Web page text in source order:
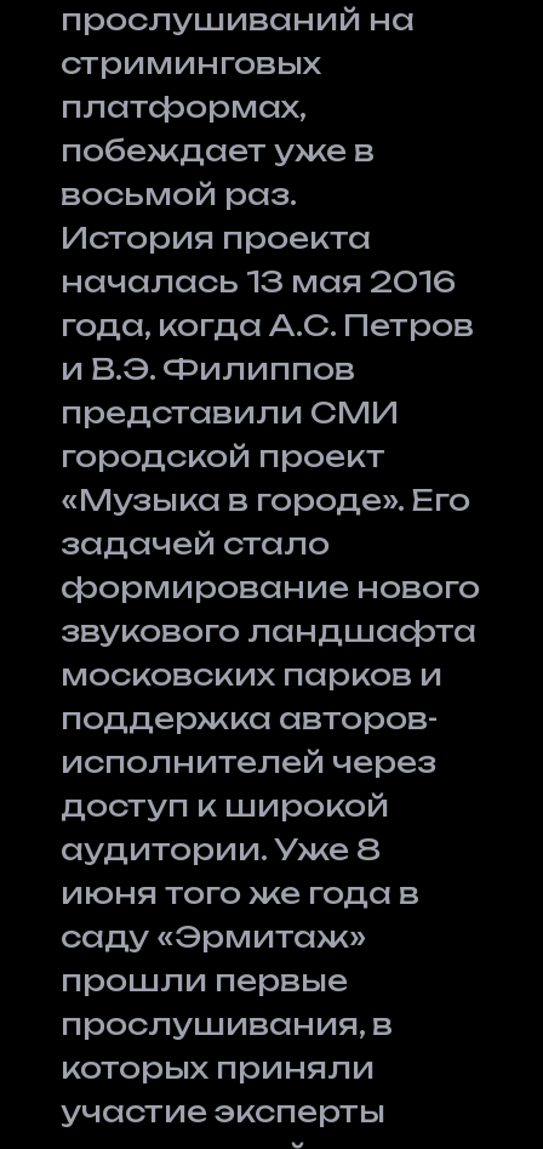
прослушиваний на
стриминговых
платформах,
побеждает уже в
восьмой раз.
История проекта
началась 13 мая 2016
года, когда А.С. Петров
и В.Э. Филиппов
представили СМИ
городской проект
«Музыка в городе». Его
задачей стало
формирование нового
звукового ландшафта
московских парков и
поддержка авторов-
исполнителей через
доступ к широкой
аудитории. Уже 8
июня того же года в
саду «Эрмитаж»
прошли первые
прослушивания, в
которых приняли
участие эксперты